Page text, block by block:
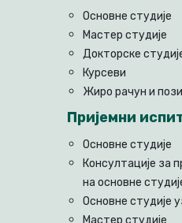
Основне студије
Мастер студије
Докторске
Курсеви
Жиро рачун и
Пријемни
Основне студије
Консултације за
на основне
Основне студије
Мастер студије